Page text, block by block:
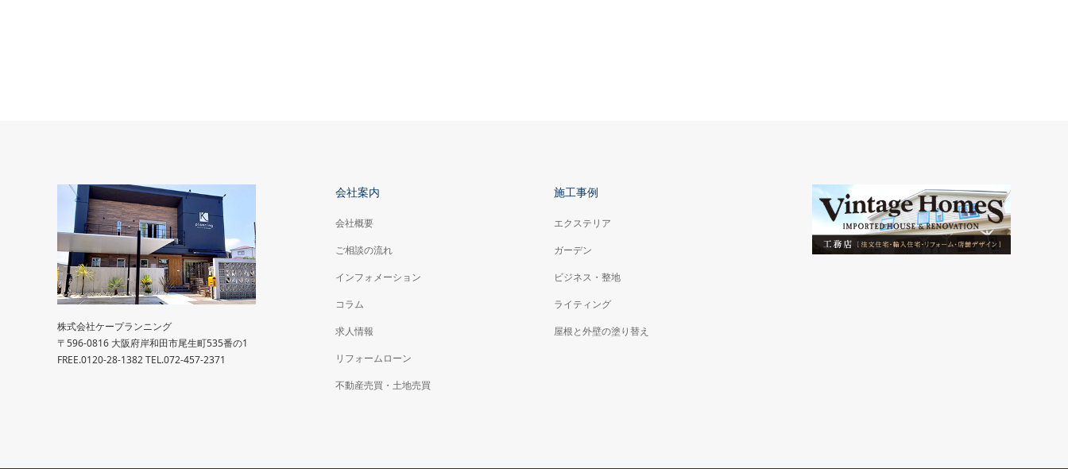
会社案内
会社概要
ご相談の流れ
インフォメーション
コラム
求人情報
リフォームローン
不動産売買・土地売買
施工事例
エクステリア
ガーデン
ビジネス・整地
ライティング
屋根と外壁の塗り替え
株式会社ケープランニング
〒596-0816 大阪府岸和田市尾生町535番の1
FREE.0120-28-1382 TEL.072-457-2371